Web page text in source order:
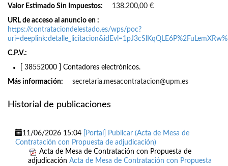
Valor Estimado Sin Impuestos
138.200,00 €
URL de acceso al anuncio en
https://contrataciondelestado.es/wps/poc?
C.P.V.
[ 38552000 ] Contadores electrónicos.
Más información
secretaria.mesacontratacion@upm.es
Historial de publicaciones
11/06/2026 15:04
[Portal] Publicar (Acta de Mesa de
Contratación con Propuesta de adjudicación)
Acta de Mesa de Contratación con Propuesta de
adjudicación Acta de Mesa de Contratación con Propuesta